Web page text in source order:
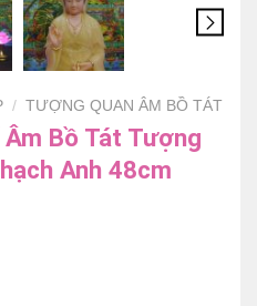
/ TƯỢNG QUAN ÂM BỒ TÁT
Bồ Tát Tượng
Anh 48cm